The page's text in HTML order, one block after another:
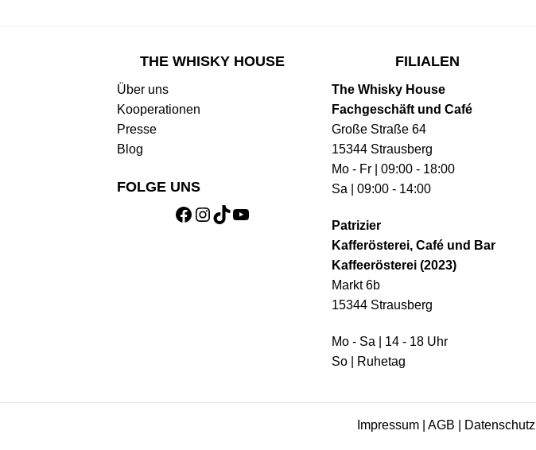
THE WHISKY HOUSE
Über uns
Kooperationen
Presse
Blog
FOLGE UNS
Facebook
Instagram
TikTokYouTube
FILIALEN
The Whisky House
Fachgeschäft und Café
Große Straße 64
15344 Strausberg
Mo - Fr | 09:00 - 18:00
Sa | 09:00 - 14:00
Patrizier
Kafferösterei, Café und Bar
Kaffeerösterei (2023)
Markt 6b
15344 Strausberg
Mo - Sa | 14 - 18 Uhr
So | Ruhetag
Impressum| AGB Datenschutz